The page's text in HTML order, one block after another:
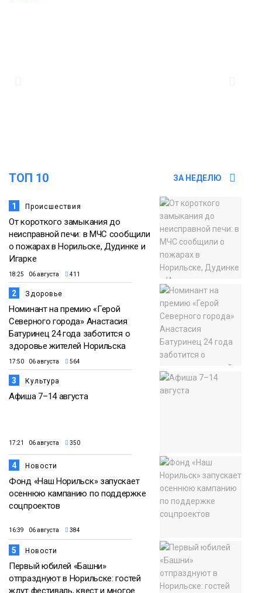
ТОП 10 ЗА НЕДЕЛЮ
1 Происшествия
От короткого замыкания до
неисправной печи: в МЧС сообщили
о пожарах в Норильске, Дудинке и
Игарке
18:25 06 августа 411
2 Здоровье
Номинант на премию «Герой
Северного города» Анастасия
Батуринец 24 года заботится о
здоровье жителей Норильска
17:50 06 августа 564
3 Культура
Афиша 7–14 августа
17:21 06 августа 350
4 Новости
Фонд «Наш Норильск» запускает
осеннюю кампанию по поддержке
соцпроектов
16:39 06 августа 384
5 Новости
Первый юбилей «Башни»
отпразднуют в Норильске: гостей
ждут фестиваль, квест и многое